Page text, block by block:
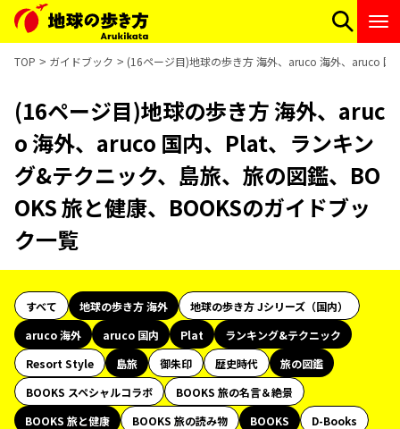
TOP ガイドブック (16ページ目)地球の歩き方 海外、aruco 海外、aruco 国
(16ページ目)地球の歩き方 海外、aruc
o 海外、aruco 国内、Plat、ランキン
グ&テクニック、島旅、旅の図鑑、BO
OKS 旅と健康、BOOKSのガイドブッ
ク一覧
すべて 地球の歩き方 海外
地球の歩き方 Jシリーズ（国内）
aruco 海外
aruco 国内 Plat
ランキング&テクニック
Resort Style
島旅 御朱印 歴史時代
旅の図鑑
BOOKS スペシャルコラボ
BOOKS 旅の名言＆絶景
BOOKS 旅と健康
BOOKS 旅の読み物 BOOKS
D-Books